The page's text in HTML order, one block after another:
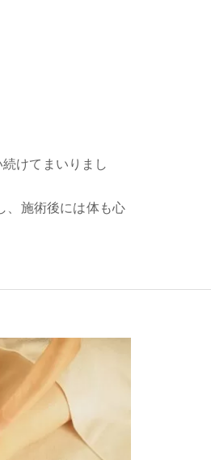
けてまいりまし
、施術後には体も心